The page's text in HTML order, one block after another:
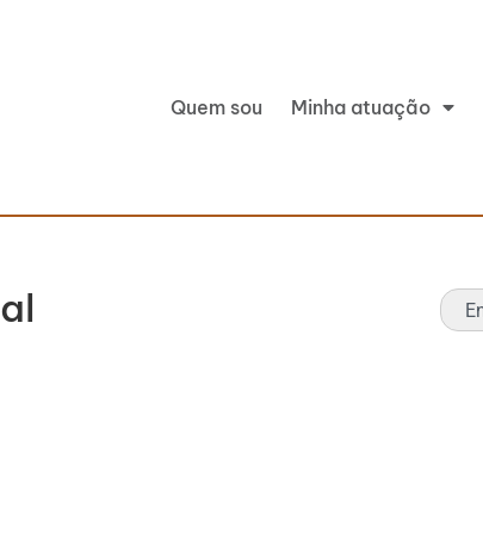
Quem sou Minha atuação